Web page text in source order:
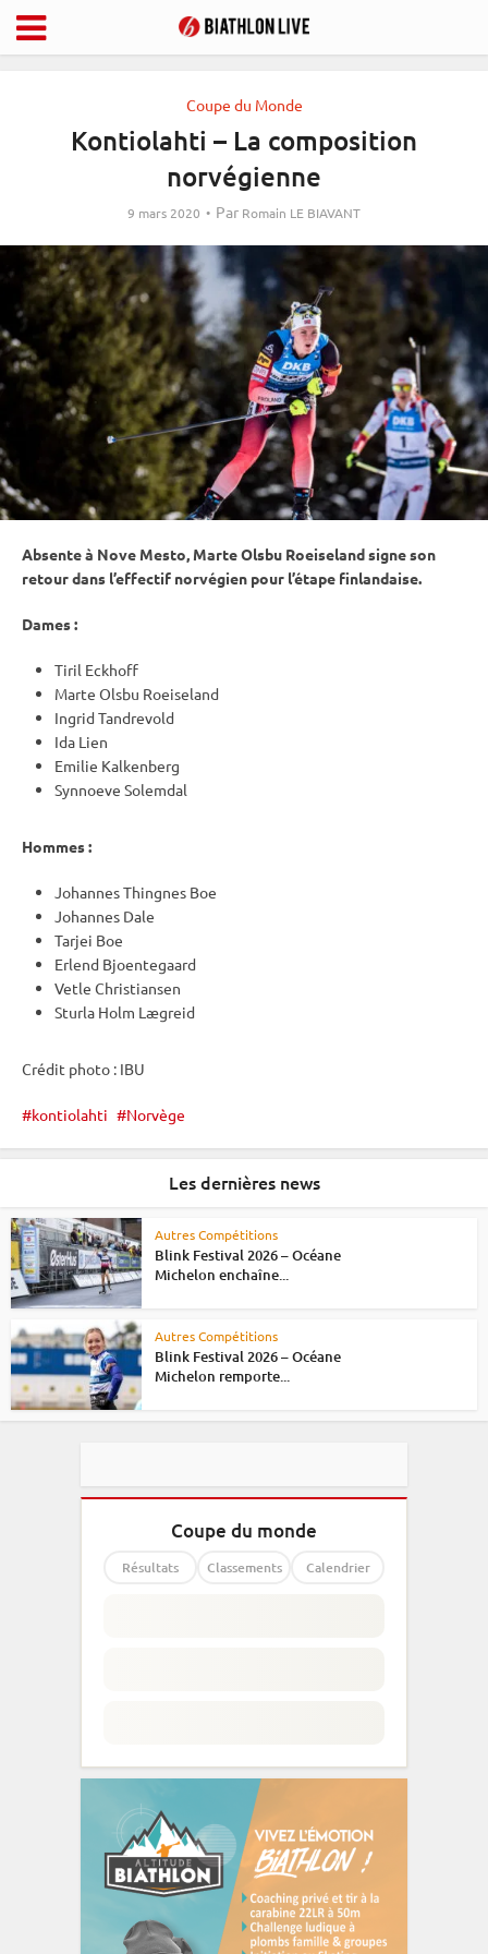
Coupe du Monde
Kontiolahti – La composition
norvégienne
9 mars 2020 Par Romain LE BIAVANT
Absente à Nove Mesto, Marte Olsbu Roeiseland signe son
retour dans l’effectif norvégien pour l’étape finlandaise.
Dames :
Tiril Eckhoff
Marte Olsbu Roeiseland
Ingrid Tandrevold
Ida Lien
Emilie Kalkenberg
Synnoeve Solemdal
Hommes :
Johannes Thingnes Boe
Johannes Dale
Tarjei Boe
Erlend Bjoentegaard
Vetle Christiansen
Sturla Holm Lægreid
Crédit photo : IBU
kontiolahti Norvège
Les dernières news
Autres Compétitions
Blink Festival 2026 – Océane
Michelon enchaîne...
Autres Compétitions
Blink Festival 2026 – Océane
Michelon remporte...
Coupe du monde
Résultats Classements Calendrier